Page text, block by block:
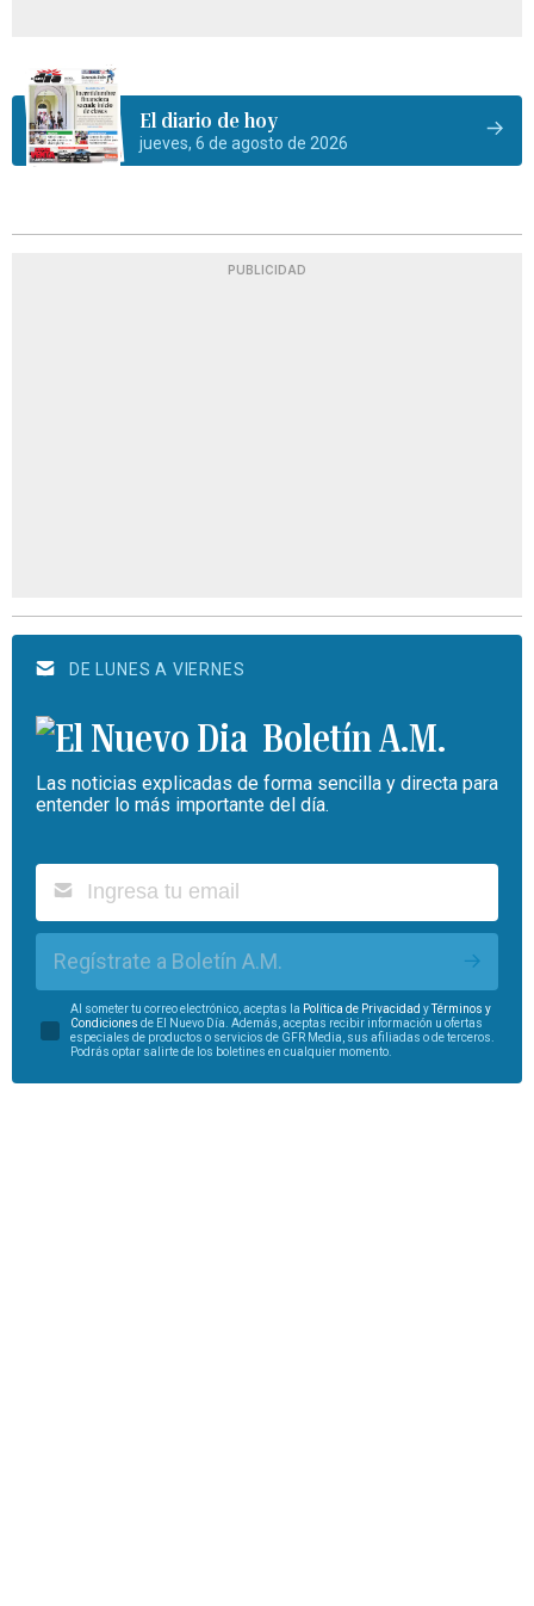
El diario de hoy
jueves, 6 de agosto de 2026
PUBLICIDAD
DE LUNES A VIERNES
Boletín A.M.
Las noticias explicadas de forma sencilla y directa para
entender lo más importante del día.
Regístrate a Boletín A.M.
Al someter tu correo electrónico, aceptas la Política de Privacidad yTérminos y
Condiciones de El Nuevo Día. Además, aceptas recibir información u ofertas
especiales de productos o servicios de GFR Media, sus afiliadas o de terceros.
Podrás optar salirte de los boletines en cualquier momento.